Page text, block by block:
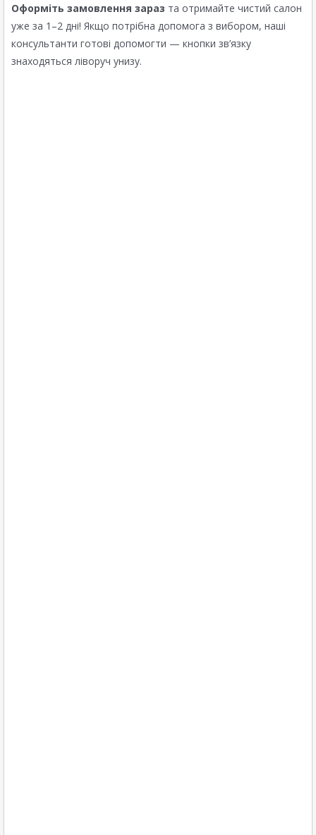
Оформіть замовлення зараз та отримайте чистий салон
уже за 1–2 дні! Якщо потрібна допомога з вибором, наші
консультанти готові допомогти — кнопки зв’язку
знаходяться ліворуч унизу.